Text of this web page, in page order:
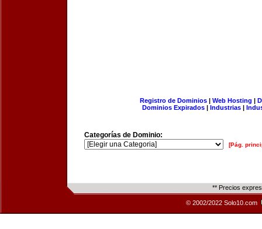
Registro de Dominios| Web Hosting |
Dominios Expirados | Industrias |
Categorías de Dominio:
[Pág.
** Precios
© 2002/2022 Solo10.com